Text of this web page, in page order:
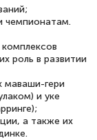
мне
детали.
чемпионатам.
роль в развитии
маваши-гери
и уке
а также их